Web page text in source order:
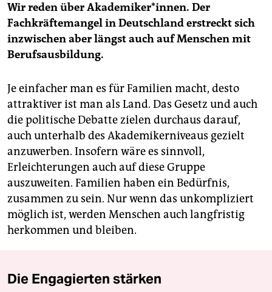
Wir reden über Aka­de­mi­ke­r*in­nen. Der
Fachkräftemangel in Deutschland erstreckt sich
inzwischen aber längst auch auf Menschen mit
Berufsausbildung.
Je einfacher man es für Familien macht, desto
attraktiver ist man als Land. Das Gesetz und auch
die politische Debatte zielen durchaus darauf,
auch unterhalb des Akademikerniveaus gezielt
anzuwerben. Insofern wäre es sinnvoll,
Erleichterungen auch auf diese Gruppe
auszuweiten. Familien haben ein Bedürfnis,
zusammen zu sein. Nur wenn das unkompliziert
möglich ist, werden Menschen auch langfristig
herkommen und bleiben.
Die Engagierten stärken